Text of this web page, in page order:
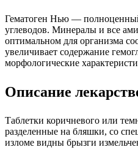
Гематоген Нью —
углеводов. Минералы и все
оптимальном для организма
увеличивает содержание
морфологические
Описание
Таблетки коричневого или
разделенные на бляшки, со
изломе видны брызги